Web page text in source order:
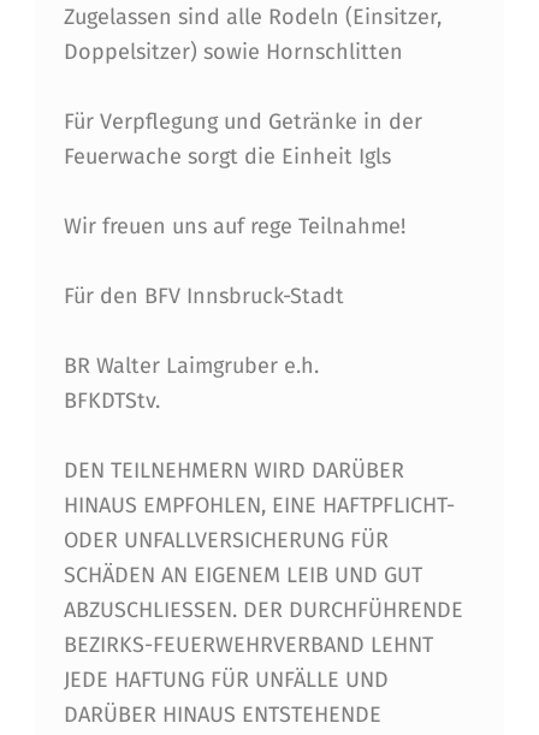
Zugelassen sind alle Rodeln (Einsitzer,
Doppelsitzer) sowie Hornschlitten
Für Verpflegung und Getränke in der
Feuerwache sorgt die Einheit Igls
Wir freuen uns auf rege Teilnahme!
Für den BFV Innsbruck-Stadt
BR Walter Laimgruber e.h.
BFKDTStv.
DEN TEILNEHMERN WIRD DARÜBER
HINAUS EMPFOHLEN, EINE HAFTPFLICHT-
ODER UNFALLVERSICHERUNG FÜR
SCHÄDEN AN EIGENEM LEIB UND GUT
ABZUSCHLIESSEN. DER DURCHFÜHRENDE
BEZIRKS-FEUERWEHRVERBAND LEHNT
JEDE HAFTUNG FÜR UNFÄLLE UND
DARÜBER HINAUS ENTSTEHENDE